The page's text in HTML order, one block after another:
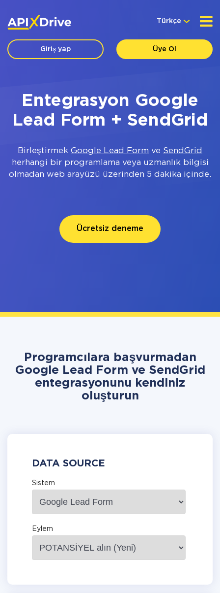
Türkçe
Giriş yap Üye Ol
Entegrasyon Google
Lead Form + SendGrid
Birleştirmek Google Lead Form ve SendGrid
herhangi bir programlama veya uzmanlık bilgisi
olmadan web arayüzü üzerinden 5 dakika içinde.
Ücretsiz deneme
Programcılara başvurmadan
Google Lead Form ve SendGrid
entegrasyonunu kendiniz
oluşturun
DATA SOURCE
Sistem
Eylem